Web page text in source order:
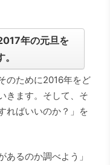
年の元旦を
のために2016年をど
きます。そして、そ
ればいいのか？」を
あるのか調べよう」